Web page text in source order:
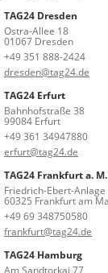
TAG24 Dresden
Ostra-Allee 18
01067 Dresden
+49 351 888-2424
dresden@tag24.de
TAG24 Erfurt
Bahnhofstraße 38
99084 Erfurt
+49 361 34947880
erfurt@tag24.de
TAG24 Frankfurt a. M.
Friedrich-Ebert-Anlage
60325 Frankfurt am
+49 69 348750580
frankfurt@tag24.de
TAG24 Hamburg
Am Sandtorkai 77